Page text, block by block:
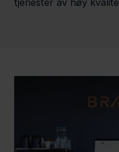
tjenester av høy